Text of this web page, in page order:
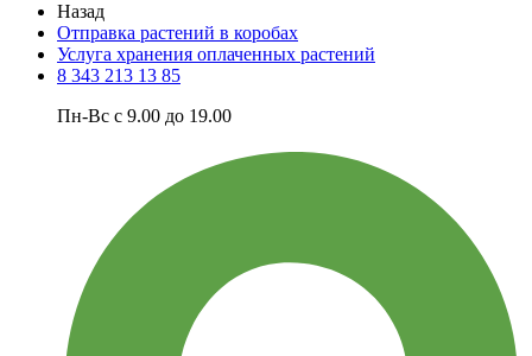
Назад
Отправка растений в коробах
Услуга хранения оплаченных растений
8 343 213 13 85
Пн-Вс с 9.00 до 19.00